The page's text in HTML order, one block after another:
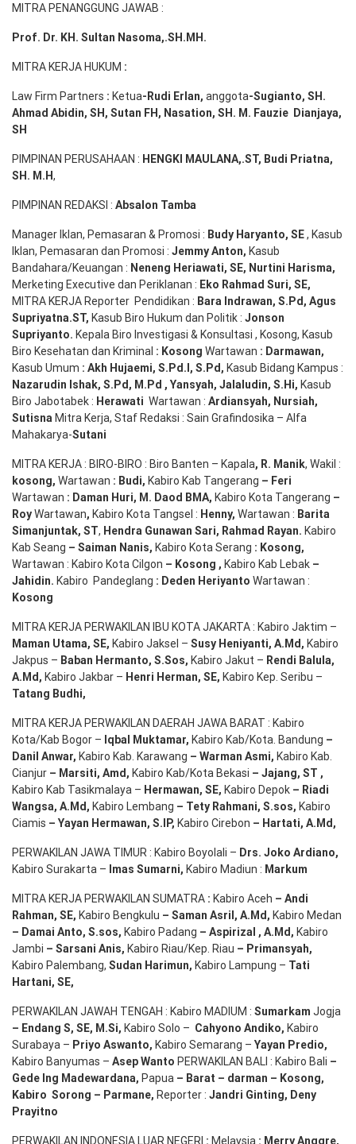
MITRA PENANGGUNG JAWAB :
Prof. Dr. KH. Sultan Nasoma,.SH.MH.
MITRA KERJA HUKUM :
Law Firm Partners : Ketua-Rudi Erlan, anggota-Sugianto, SH.
Ahmad Abidin, SH, Sutan FH, Nasation, SH. M. Fauzie Dianjaya,
SH
PIMPINAN PERUSAHAAN : HENGKI MAULANA,.ST, Budi Priatna,
SH . M.H,
PIMPINAN REDAKSI : Absalon Tamba
Manager Iklan, Pemasaran & Promosi : Budy Haryanto, SE, Kasub
Iklan, Pemasaran dan Promosi : Jemmy Anton, Kasub
Bandahara/Keuangan : Neneng Heriawati, SE, Nurtini Harisma,
Merketing Executive dan Periklanan : Eko Rahmad Suri, SE,
MITRA KERJA Reporter Pendidikan : Bara Indrawan, S.Pd , Agus
Supriyatna.ST, Kasub Biro Hukum dan Politik : Jonson
Supriyanto. Kepala Biro Investigasi & Konsultasi , Kosong, Kasub
Biro Kesehatan dan Kriminal : Kosong Wartawan : Darmawan,
Kasub Umum : Akh Hujaemi, S.Pd.I, S.Pd , Kasub Bidang Kampus :
Nazarudin Ishak, S.Pd , M.Pd , Yansyah, Jalaludin, S.Hi, Kasub
Biro Jabotabek : Herawati Wartawan : Ardiansyah, Nursiah,
Sutisna Mitra Kerja, Staf Redaksi : Sain Grafindosika – Alfa
Mahakarya-Sutani
MITRA KERJA : BIRO-BIRO : Biro Banten – Kapala, R. Manik, Wakil :
kosong, Wartawan : Budi, Kabiro Kab Tangerang – Feri
Wartawan : Daman Huri, M. Daod BMA, Kabiro Kota Tangerang –
RoyWartawan, Kabiro Kota Tangsel : Henny, Wartawan : Barita
Simanjuntak, ST, Hendra Gunawan Sari, Rahmad Rayan. Kabiro
Kab Seang – Saiman Nanis, Kabiro Kota Serang : Kosong,
Wartawan : Kabiro Kota Cilgon – Kosong , Kabiro Kab Lebak –
Jahidin. Kabiro Pandeglang : Deden Heriyanto Wartawan :
Kosong
MITRA KERJA PERWAKILAN IBU KOTA JAKARTA : Kabiro Jaktim –
Maman Utama, SE, Kabiro Jaksel – Susy Heniyanti, A.Md , Kabiro
Jakpus – Baban Hermanto, S.Sos, Kabiro Jakut – Rendi Balula,
A.Md , Kabiro Jakbar – Henri Herman, SE, Kabiro Kep. Seribu –
Tatang Budhi,
MITRA KERJA PERWAKILAN DAERAH JAWA BARAT : Kabiro
Kota/Kab Bogor – Iqbal Muktamar, Kabiro Kab/Kota. Bandung –
Danil Anwar, Kabiro Kab. Karawang – Warman Asmi, Kabiro Kab.
Cianjur – Marsiti, Amd , Kabiro Kab/Kota Bekasi – Jajang, ST ,
Kabiro Kab Tasikmalaya – Hermawan, SE, Kabiro Depok – Riadi
Wangsa, A.Md , Kabiro Lembang – Tety Rahmani, S.sos, Kabiro
Ciamis – Yayan Hermawan, S.IP, Kabiro Cirebon – Hartati, A.Md ,
PERWAKILAN JAWA TIMUR : Kabiro Boyolali – Drs. Joko Ardiano,
Kabiro Surakarta – Imas Sumarni, Kabiro Madiun : Markum
MITRA KERJA PERWAKILAN SUMATRA : Kabiro Aceh – Andi
Rahman, SE, Kabiro Bengkulu – Saman Asril , A.Md , Kabiro Medan
– Damai Anto, S.sos, Kabiro Padang – Aspirizal , A.Md , Kabiro
Jambi – Sarsani Anis, Kabiro Riau/Kep. Riau – Primansyah,
Kabiro Palembang, Sudan Harimun, Kabiro Lampung – Tati
Hartani, SE,
PERWAKILAN JAWAH TENGAH : Kabiro MADIUM : Sumarkam Jogja
– Endang S, SE, M.Si, Kabiro Solo – Cahyono Andiko, Kabiro
Surabaya – Priyo Aswanto, Kabiro Semarang – Yayan Predio,
Kabiro Banyumas – AsepWanto PERWAKILAN BALI : Kabiro Bali –
Gede Ing Madewardana, Papua – Barat – darman – Kosong,
Kabiro Sorong – Parmane, Reporter : Jandri Ginting, Deny
Prayitno
PERWAKILAN INDONESIA LUAR NEGERI : Melaysia : MerryAnggre,